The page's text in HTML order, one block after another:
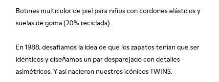
Botines multicolor de piel para niños con cordones elásticos y
suelas de goma (20% reciclada).
En 1988, desafiamos la idea de que los zapatos tenían que ser
idénticos y diseñamos un par desparejado con detalles
asimétricos. Y así nacieron nuestros icónicos TWINS.